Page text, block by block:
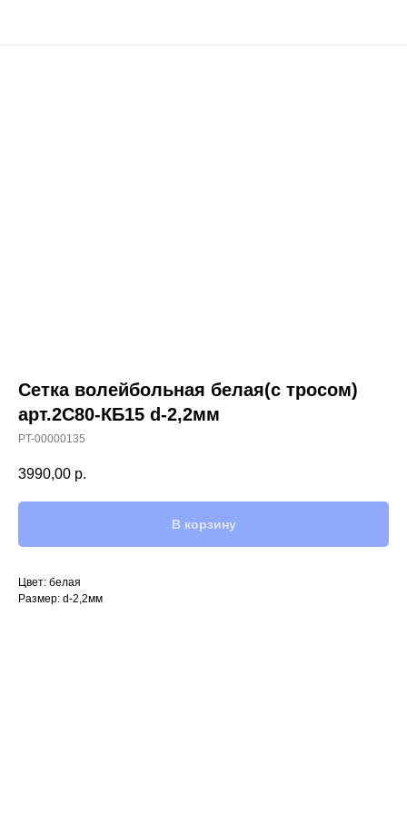
Сетка волейбольная белая(с тросом)
арт.2С80-КБ15 d-2,2мм
PT-00000135
3990,00 р.
В корзину
Цвет: белая
Размер: d-2,2мм